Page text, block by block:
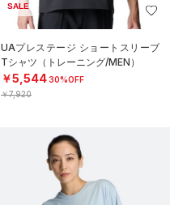
SALE
UAプレステージ ショートスリーブ
Tシャツ（トレーニング/MEN）
￥5,54430%OFF
￥7,920